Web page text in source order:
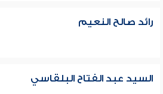
رائد صالح النعيم
السيد عبد الفتاح البلقاسي